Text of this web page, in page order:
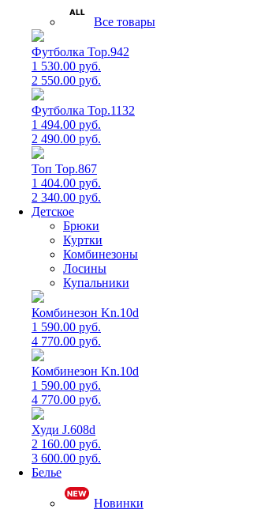
Все товары
Футболка Top.942
1 530.00 руб.
2 550.00 руб.
Футболка Top.1132
1 494.00 руб.
2 490.00 руб.
Топ Top.867
1 404.00 руб.
2 340.00 руб.
Детское
Брюки
Куртки
Комбинезоны
Лосины
Купальники
Комбинезон Kn.10d
1 590.00 руб.
4 770.00 руб.
Комбинезон Kn.10d
1 590.00 руб.
4 770.00 руб.
Худи J.608d
2 160.00 руб.
3 600.00 руб.
Белье
Новинки